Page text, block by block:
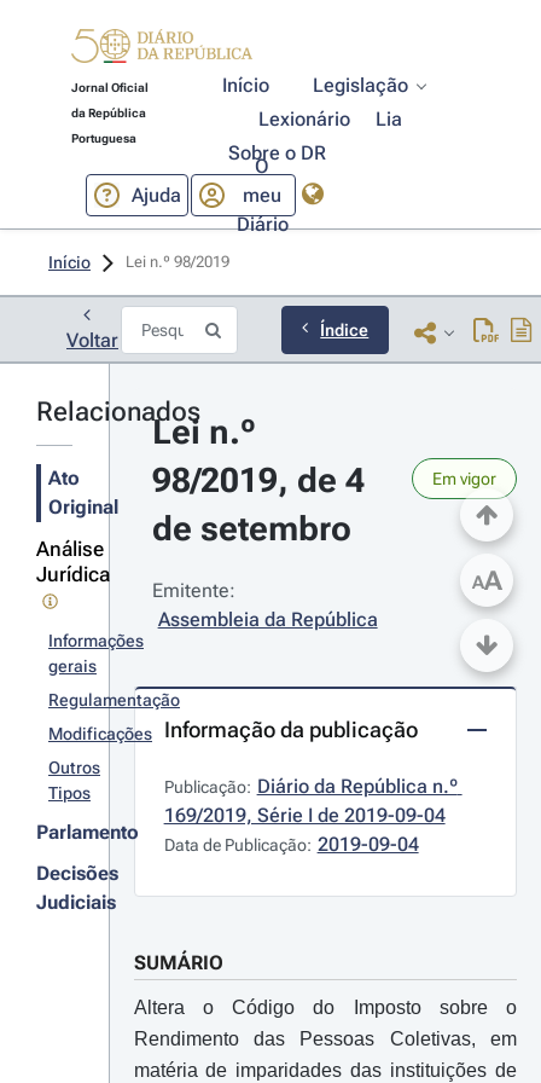
Jornal Oficial
da República
Portuguesa
Início
Legislação
Lexionário
Lia
Sobre o DR
Ajuda
O
meu
Diário
Início Lei n.º 98/2019
Voltar Índice
Relacionados
Ato
Original
Análise
Jurídica
Informações
gerais
Regulamentação
Modificações
Outros
Tipos
Parlamento
Decisões
Judiciais
Lei n.º
98/2019, de 4
de setembro
Em vigor
Emitente:
Assembleia da República
Informação da publicação
Publicação: Diário da República n.º
169/2019, Série I de 2019-09-04
Data de Publicação: 2019-09-04
SUMÁRIO
Altera o Código do Imposto sobre o
Rendimento das Pessoas Coletivas, em
matéria de imparidades das instituições de
AA